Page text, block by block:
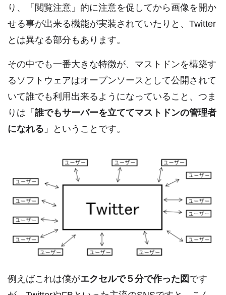
り、「閲覧注意」的に注意を促してから画像を開か
せる事が出来る機能が実装されていたりと、Twitter
とは異なる部分もあります。
その中でも一番大きな特徴が、マストドンを構築す
るソフトウェアはオープンソースとして公開されて
いて誰でも利用出来るようになっていること、つま
りは「 誰でもサーバーを立ててマストドンの管理者
になれる 」ということです。
例えばこれは僕がエクセルで５分で作った図 です